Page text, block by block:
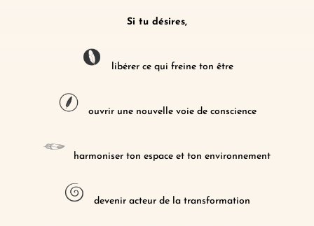
Si tu désires,
libérer ce qui freine ton être
ouvrir une nouvelle voie de conscience
harmoniser ton espace et ton environnement
devenir acteur de la transformation